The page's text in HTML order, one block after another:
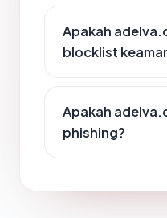
Apakah
blocklist
Apakah
phishing?